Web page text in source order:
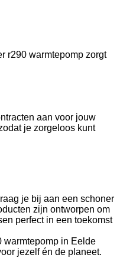
r290 warmtepomp zorgt
aan voor jouw
je zorgeloos kunt
je bij aan een schoner
zijn ontworpen om
perfect in een toekomst
warmtepomp in Eelde
jezelf én de planeet.